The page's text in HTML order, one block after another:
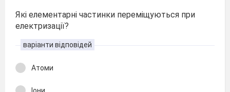
Які елементарні частинки переміщуються при
електризації?
варіанти відповідей
Атоми